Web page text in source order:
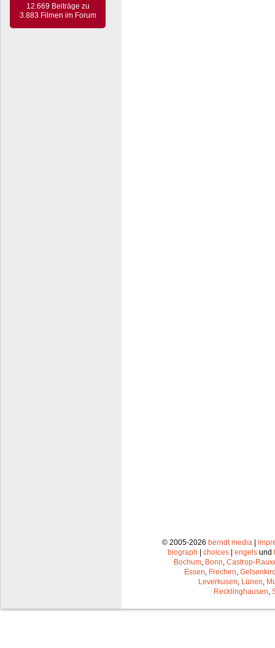
12.669 Beiträge zu
3.883 Filmen im Forum
© 2005-2026 berndt media |
biograph | choices | engels und
Bochum Bonn Castrop-
Essen Frechen
Leverkusen Lünen
Recklinghausen